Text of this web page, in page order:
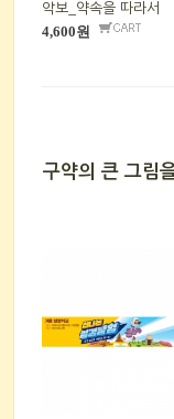
악보_약속을 따라서
4,600원
구약의 큰 그림